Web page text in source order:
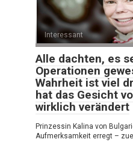
Interessant
Alle dachten, es
Operationen
Wahrheit ist viel
hat das Gesicht
wirklich verändert
Prinzessin Kalina von
Aufmerksamkeit erregt –